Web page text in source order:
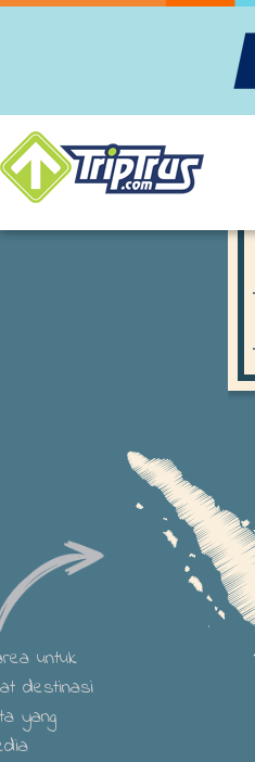
untuk
destinasi
yang